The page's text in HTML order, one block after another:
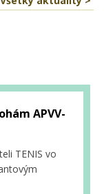
APVV-
TENIS vo